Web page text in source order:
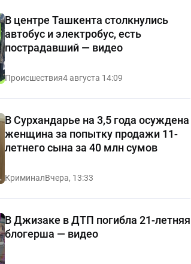
В центре Ташкента столкнулись
автобус и электробус, есть
пострадавший — видео
Происшествия4 августа 14:09
В Сурхандарье на 3,5 года осуждена
женщина за попытку продажи 11-
летнего сына за 40 млн сумов
КриминалВчера, 13:33
В Джизаке в ДТП погибла 21-летняя
блогерша — видео